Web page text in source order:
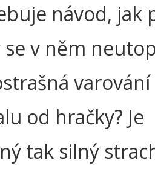
návod, jak
se v něm
varování
od hračky? Je
tak silný